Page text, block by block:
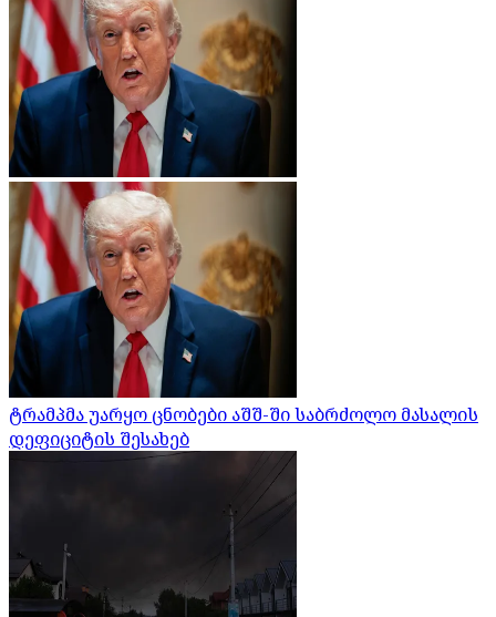
ტრამპმა უარყო ცნობები აშშ-ში საბრძოლო მასალის
დეფიციტის შესახებ